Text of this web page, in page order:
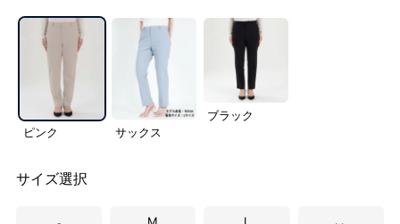
ピンク サックス
ブラック
サイズ選択
M
L